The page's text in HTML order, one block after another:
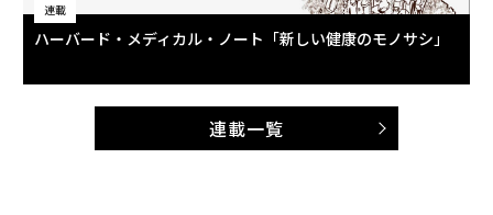
連載
ハーバード・メディカル・ノート「新しい健康のモノサシ」
連載一覧